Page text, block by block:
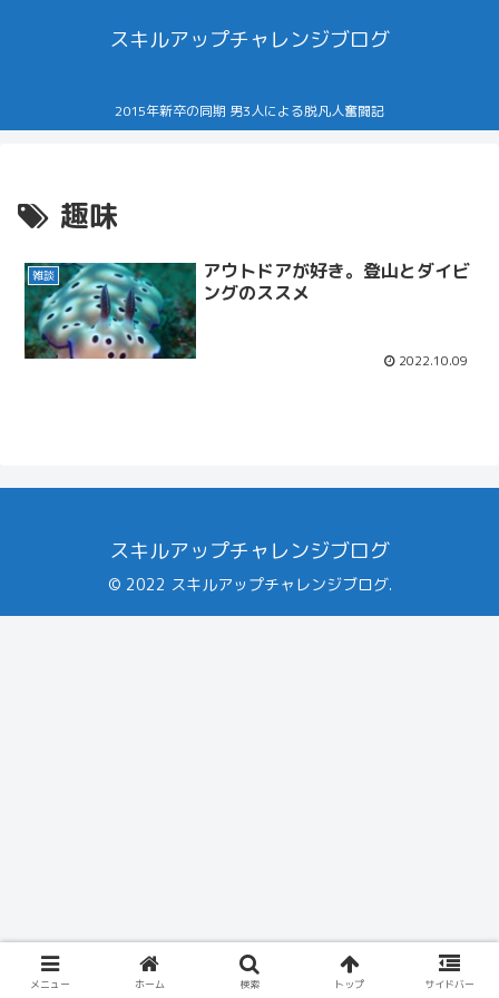
スキルアップチャレンジブログ
2015年新卒の同期 男3人による脱凡人奮闘記
趣味
雑談
アウトドアが好き。登山とダイビ
ングのススメ
2022.10.09
スキルアップチャレンジブログ
© 2022 スキルアップチャレンジブログ.
メニュー ホーム 検索 トップ サイドバー